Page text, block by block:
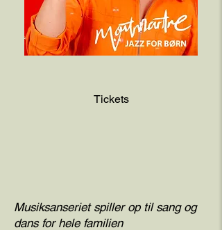
Tickets
Musiksanseriet spiller op til sang og
dans for hele familien